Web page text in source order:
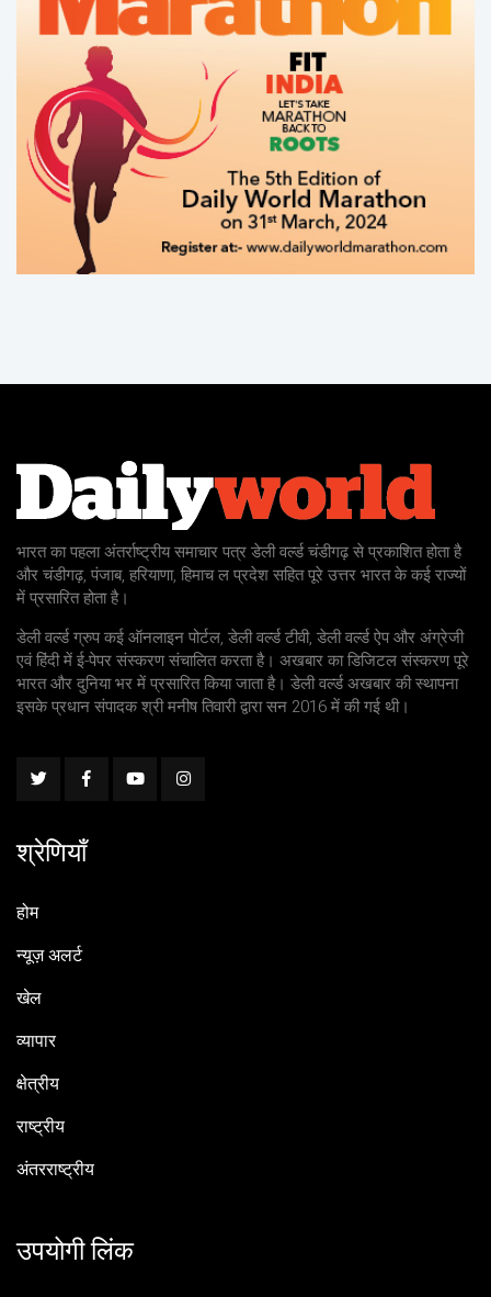
भारत का पहला अंतर्राष्ट्रीय समाचार पत्र डेली वर्ल्ड चंडीगढ़ से प्रकाशित होता है
और चंडीगढ़, पंजाब, हरियाणा, हिमाच ल प्रदेश सहित पूरे उत्तर भारत के कई राज्यों
में प्रसारित होता है।
डेली वर्ल्ड ग्रुप कई ऑनलाइन पोर्टल, डेली वर्ल्ड टीवी, डेली वर्ल्ड ऐप और अंग्रेजी
एवं हिंदी में ई-पेपर संस्करण संचालित करता है। अखबार का डिजिटल संस्करण पूरे
भारत और दुनिया भर में प्रसारित किया जाता है। डेली वर्ल्ड अखबार की स्थापना
इसके प्रधान संपादक श्री मनीष तिवारी द्वारा सन 2016 में की गई थी।
श्रेणियाँ
होम
न्यूज़ अलर्ट
खेल
व्यापार
क्षेत्रीय
राष्ट्रीय
अंतरराष्ट्रीय
उपयोगी लिंक